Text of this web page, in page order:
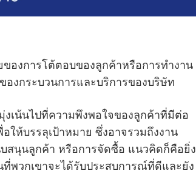
ของการโต้ตอบของลูกค้าหรือการทํางาน
งกระบวนการและบริการของบริษัท
งเน้นไปที่ความพึงพอใจของลูกค้าที่มีต่อ
ให้บรรลุเป้าหมาย ซึ่งอาจรวมถึงงาน
สนุนลูกค้า หรือการจัดซื้อ แนวคิดก็คือยิ่ง
พวกเขาจะได้รับประสบการณ์ที่ดีและยัง